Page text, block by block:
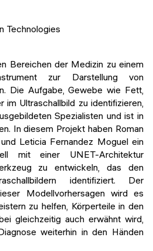
Bereichen der Medizin zu einem
zur Darstellung von
Die Aufgabe, Gewebe wie Fett,
im Ultraschallbild zu identifizieren,
Spezialisten und ist in
In diesem Projekt haben Roman
Leticia Fernandez Moguel ein
mit einer UNET-Architektur
zu entwickeln, das den
identifiziert. Der
Modellvorhersagen wird es
zu helfen, Körperteile in den
gleichzeitig auch erwähnt wird,
weiterhin in den Händen